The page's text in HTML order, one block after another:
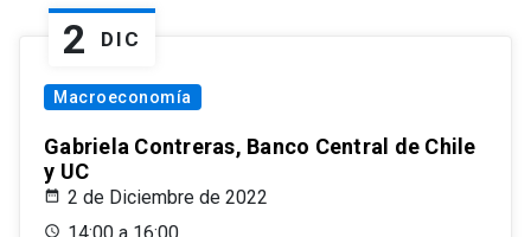
2 DIC
Macroeconomía
Gabriela Contreras, Banco Central de Chile
y UC
2 de Diciembre de 2022